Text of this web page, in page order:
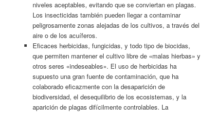
niveles aceptables, evitando que se conviertan en plagas.
Los insecticidas también pueden llegar a contaminar
peligrosamente zonas alejadas de los cultivos, a través del
aire o de los acuíferos.
Eficaces herbicidas, fungicidas, y todo tipo de biocidas,
que permiten mantener el cultivo libre de «malas hierbas» y
otros seres «indeseables». El uso de herbicidas ha
supuesto una gran fuente de contaminación, que ha
colaborado eficazmente con la desaparición de
biodiversidad, el desequilibrio de los ecosistemas, y la
aparición de plagas difícilmente controlables. La